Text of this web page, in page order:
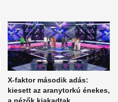
X-faktor második adás:
kiesett az aranytorkú énekes,